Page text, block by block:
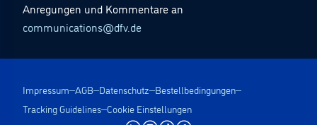
Anregungen und Kommentare an
communications@dfv.de
Impressum AGB Datenschutz Bestellbedingungen
Tracking Guidelines Cookie Einstellungen